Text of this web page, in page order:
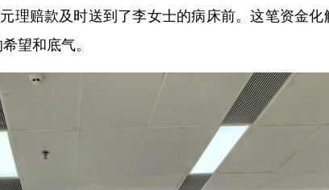
理赔款及时送到了李女士的病床前。这笔资金化
望和底气。